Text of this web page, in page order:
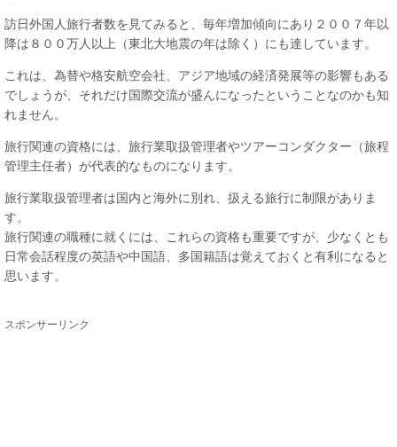
訪日外国人旅行者数を見てみると、毎年増加傾向にあり２００７年以
降は８００万人以上（東北大地震の年は除く）にも達しています。
これは、為替や格安航空会社、アジア地域の経済発展等の影響もある
でしょうが、それだけ国際交流が盛んになったということなのかも知
れません。
旅行関連の資格には、旅行業取扱管理者やツアーコンダクター（旅程
管理主任者）が代表的なものになります。
旅行業取扱管理者は国内と海外に別れ、扱える旅行に制限がありま
す。
旅行関連の職種に就くには、これらの資格も重要ですが、少なくとも
日常会話程度の英語や中国語、多国籍語は覚えておくと有利になると
思います。
スポンサーリンク